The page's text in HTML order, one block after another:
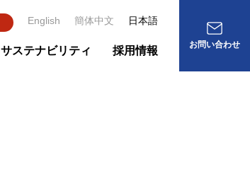
日本語
簡体中文
English
サステナビリティ 採用情報 お問い合わせ